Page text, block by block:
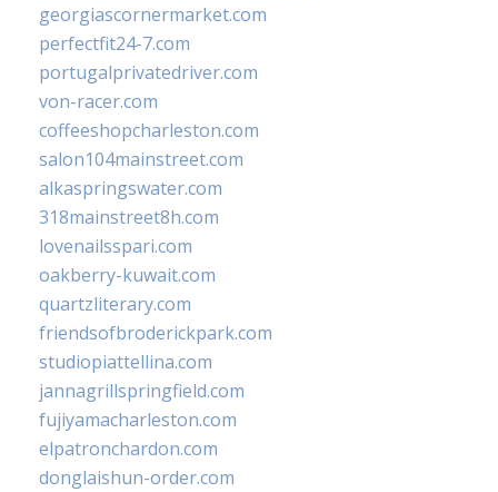
georgiascornermarket.com
perfectfit24-7.com
portugalprivatedriver.com
von-racer.com
coffeeshopcharleston.com
salon104mainstreet.com
alkaspringswater.com
318mainstreet8h.com
lovenailsspari.com
oakberry-kuwait.com
quartzliterary.com
friendsofbroderickpark.com
studiopiattellina.com
jannagrillspringfield.com
fujiyamacharleston.com
elpatronchardon.com
donglaishun-order.com